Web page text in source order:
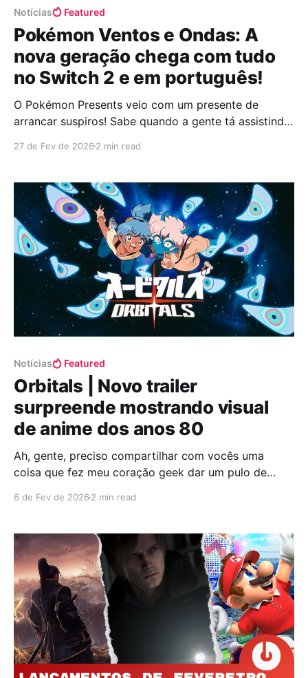
Notícias Featured
Pokémon Ventos e Ondas: A
nova geração chega com tudo
no Switch 2 e em português!
O Pokémon Presents veio com um presente de
arrancar suspiros! Sabe quando a gente tá assistindo
do nada soltam uma bomba que faz o coração dar
Pois foi exatamente isso que aconteceu, quando
27 de Fev de 2026 2 min read
Notícias Featured
Orbitals | Novo trailer
surpreende mostrando visual
de anime dos anos 80
Ah, gente, preciso compartilhar com vocês uma
coisa que fez meu coração geek dar um pulo de
transformado tudo em um jogo! Os
6 de Fev de 2026 2 min read